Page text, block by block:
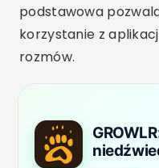
podstawowa
korzystanie z
rozmów.